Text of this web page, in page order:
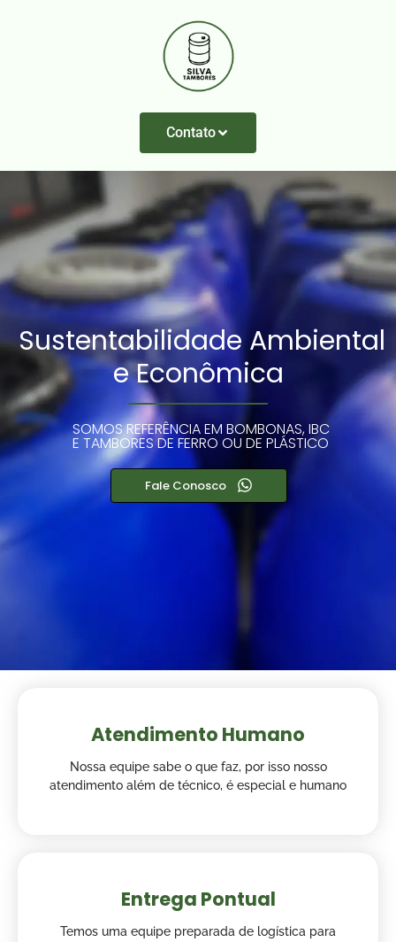
Contato
Sustentabilidade Ambiental
e Econômica
SOMOS REFERÊNCIA EM BOMBONAS, IBC
E TAMBORES DE FERRO OU DE PLÁSTICO
Fale Conosco
Atendimento Humano
Nossa equipe sabe o que faz, por isso nosso
atendimento além de técnico, é especial e humano
Entrega Pontual
Temos uma equipe preparada de logística para